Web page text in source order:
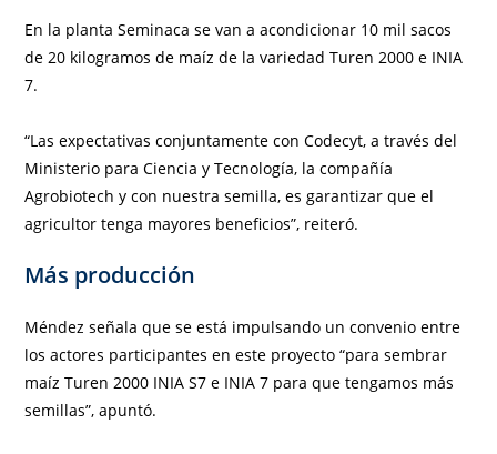
En la planta Seminaca se van a acondicionar 10 mil sacos
de 20 kilogramos de maíz de la variedad Turen 2000 e INIA
7.
“Las expectativas conjuntamente con Codecyt, a través del
Ministerio para Ciencia y Tecnología, la compañía
Agrobiotech y con nuestra semilla, es garantizar que el
agricultor tenga mayores beneficios”, reiteró.
Más producción
Méndez señala que se está impulsando un convenio entre
los actores participantes en este proyecto “para sembrar
maíz Turen 2000 INIA S7 e INIA 7 para que tengamos más
semillas”, apuntó.